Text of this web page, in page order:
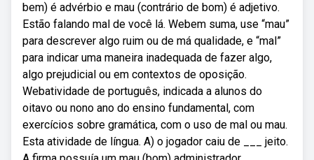
bem) é advérbio e mau (contrário de bom) é adjetivo.
Estão falando mal de você lá. Webem suma, use “mau”
para descrever algo ruim ou de má qualidade, e “mal”
para indicar uma maneira inadequada de fazer algo,
algo prejudicial ou em contextos de oposição.
Webatividade de português, indicada a alunos do
oitavo ou nono ano do ensino fundamental, com
exercícios sobre gramática, com o uso de mal ou mau.
Esta atividade de língua. A) o jogador caiu de ___ jeito.